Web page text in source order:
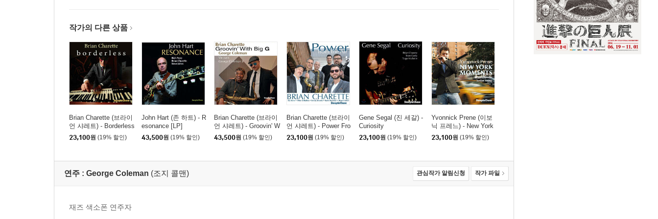
작가의 다른 상품
Brian Charette (브라이
언 샤레트) - Borderless
23,100원 (19% 할인)
John Hart (존 하트) - R
esonance [LP]
43,500원 (19% 할인)
Brian Charette (브라이
언 샤레트) - Groovin' W
ith Big G [LP]
43,500원 (19% 할인)
Brian Charette (브라이
언 샤레트) - Power Fro
m The Air
23,100원 (19% 할인)
Gene Segal (진 세갈) -
Curiosity
23,100원 (19% 할인)
Yvonnick Prene (이보
닉 프레느) - New York
Moments
23,100원 (19% 할인)
연주 : George Coleman (조지 콜맨) 관심작가 알림신청 작가 파일
재즈 색소폰 연주자